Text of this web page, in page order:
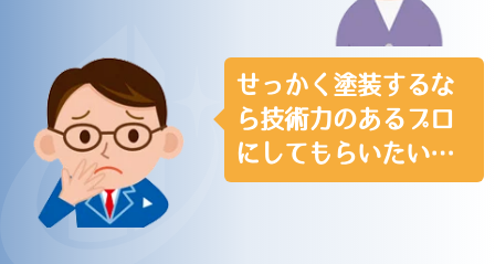
せっかく塗装するな
ら技術力のあるプロ
にしてもらいたい…